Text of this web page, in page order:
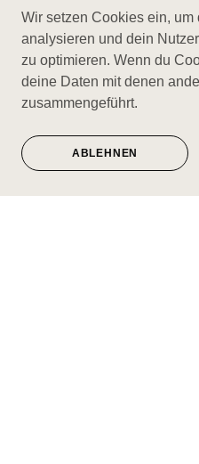
lokale
Wir setzen Cookies ein, um
analysieren und dein
zu optimieren. Wenn du
deine Daten mit denen
zusammengeführt.
ABLEHNEN